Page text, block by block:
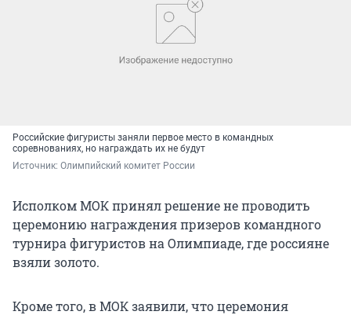
Российские фигуристы заняли первое место в командных
соревнованиях, но награждать их не будут
Источник: Олимпийский комитет России
Исполком МОК принял решение не проводить
церемонию награждения призеров командного
турнира фигуристов на Олимпиаде, где россияне
взяли золото.
Кроме того, в МОК заявили, что церемония